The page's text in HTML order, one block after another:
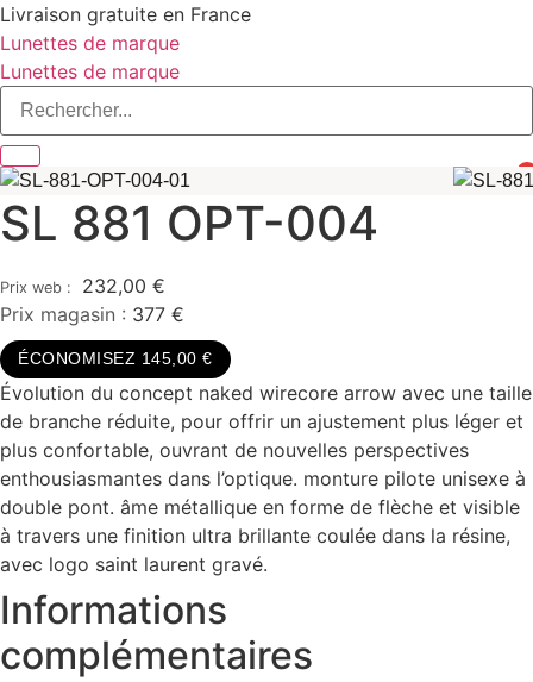
Aller
au
contenu
Livraison gratuite en France
Lunettes de marque
Lunettes de marque
0
SL 881 OPT-004
232,00 €
Prix magasin : 377 €
ÉCONOMISEZ 145,00 €
Évolution du concept naked wirecore arrow avec une taille
de branche réduite, pour offrir un ajustement plus léger et
plus confortable, ouvrant de nouvelles perspectives
enthousiasmantes dans l’optique. monture pilote unisexe à
double pont. âme métallique en forme de flèche et visible
à travers une finition ultra brillante coulée dans la résine,
avec logo saint laurent gravé.
Informations
complémentaires